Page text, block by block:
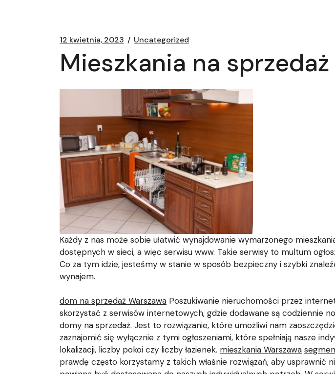
12 kwietnia, 2023 Uncategorized
Mieszkania na
Każdy z nas może sobie ułatwić wynajdowanie wymarzonego
dostępnych w sieci, a więc serwisu www. Takie serwisy to multum
Co za tym idzie, jesteśmy w stanie w sposób bezpieczny i szybki
wynajem.
dom na sprzedaż Warszawa Poszukiwanie nieruchomości przez
skorzystać z serwisów internetowych, gdzie dodawane są codziennie
domy na sprzedaż. Jest to rozwiązanie, które umożliwi nam
zaznajomić się wyłącznie z tymi ogłoszeniami, które spełniają nasze
lokalizacji, liczby pokoi czy liczby łazienek. mieszkania Warszawa
prawdę często korzystamy z takich właśnie rozwiązań, aby